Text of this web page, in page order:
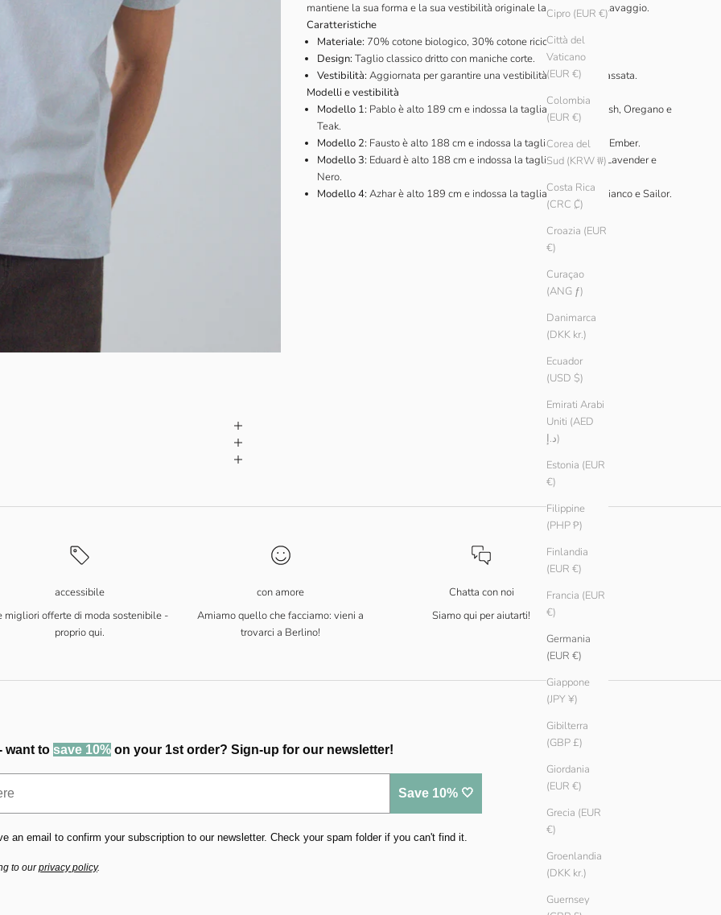
Cipro (EUR €)
Città del
Vaticano
(EUR €)
Colombia
(EUR €)
Corea del
Sud (KRW ₩)
Costa Rica
(CRC ₡)
Croazia (EUR
€)
Curaçao
(ANG ƒ)
Danimarca
(DKK kr.)
Ecuador
(USD $)
Emirati Arabi
Uniti (AED
د.إ)
Estonia (EUR
€)
Filippine
(PHP ₱)
Finlandia
(EUR €)
Francia (EUR
€)
Germania
(EUR €)
Giappone
(JPY ¥)
Gibilterra
(GBP £)
Giordania
(EUR €)
Grecia (EUR
€)
Groenlandia
(DKK kr.)
Guernsey
mantiene la sua forma e la sua vestibilità originale lavaggio dopo lavaggio.
Caratteristiche
Materiale: 70% cotone biologico, 30% cotone riciclato.
Design: Taglio classico dritto con maniche corte.
Vestibilità: Aggiornata per garantire una vestibilità comoda e rilassata.
Modelli e vestibilità
Modello 1: Pablo è alto 189 cm e indossa la taglia L nei colori Ash, Oregano e
Teak.
Modello 2: Fausto è alto 188 cm e indossa la taglia L nel colore Ember.
Modello 3: Eduard è alto 188 cm e indossa la taglia L nei colori Lavender e
Nero.
Modello 4: Azhar è alto 189 cm e indossa la taglia L nei colori Bianco e Sailor.
accessibile
migliori offerte di moda sostenibile -
proprio qui.
con amore
Amiamo quello che facciamo: vieni a
trovarci a Berlino!
Chatta con noi
Siamo qui per aiutarti!
want to save 10%on your 1st order? Sign-up for our newsletter!
Save 10% 🤍
an email to confirm your subscription to our newsletter. Check your spam folder if you can't find it.
to ourprivacy policy.